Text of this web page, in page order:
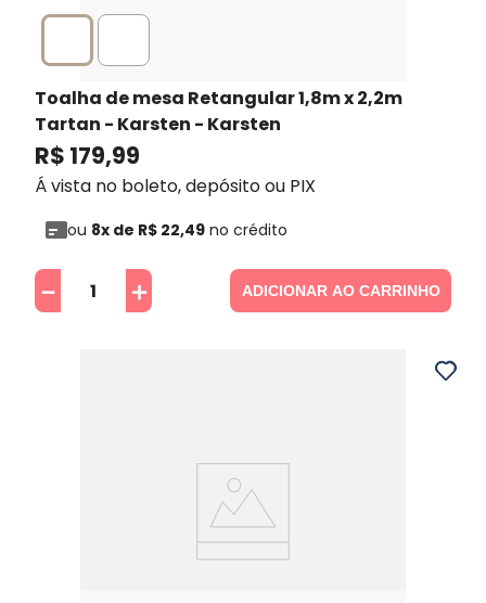
Toalha de mesa Retangular 1,8m x 2,2m
Tartan - Karsten - Karsten
R$ 179,99
Á vista no boleto, depósito ou PIX
ou 8x de R$ 22,49 no crédito
＋
－ ADICIONAR AO CARRINHO